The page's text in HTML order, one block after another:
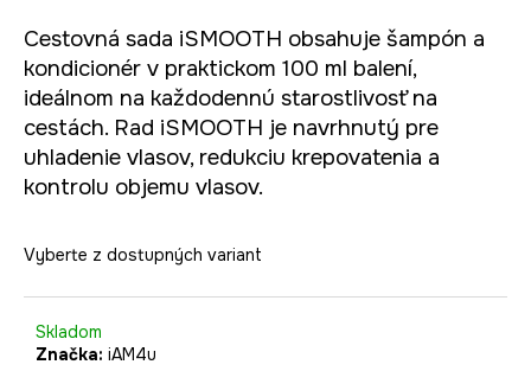
Cestovná sada iSMOOTH obsahuje šampón a
kondicionér v praktickom 100 ml balení,
ideálnom na každodennú starostlivosť na
cestách. Rad iSMOOTH je navrhnutý pre
uhladenie vlasov, redukciu krepovatenia a
kontrolu objemu vlasov.
Vyberte z dostupných variant
Skladom
Značka: iAM4u
O
d
p
o
r
ú
m